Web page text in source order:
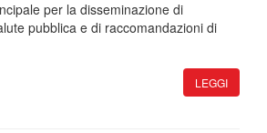
per la disseminazione di
pubblica e di raccomandazioni di
LEGGI